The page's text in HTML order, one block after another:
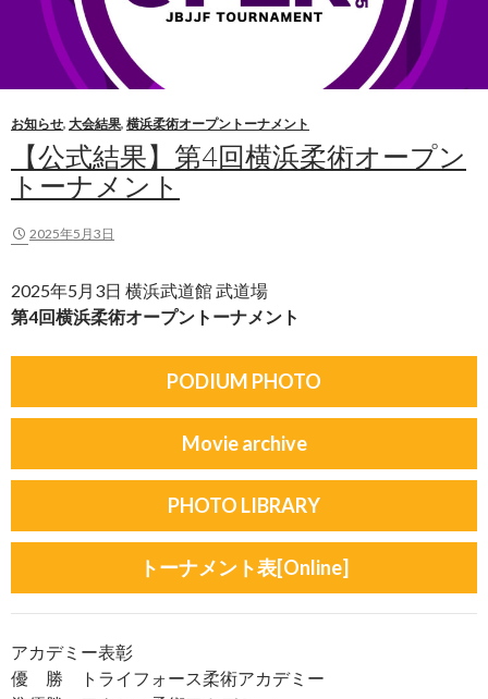
お知らせ, 大会結果, 横浜柔術オープントーナメント
【公式結果】第4回横浜柔術オープン
トーナメント
2025年5月3日
2025年5月3日 横浜武道館 武道場
第4回横浜柔術オープントーナメント
PODIUM PHOTO
Movie archive
PHOTO LIBRARY
トーナメント表[Online]
アカデミー表彰
優 勝 トライフォース柔術アカデミー